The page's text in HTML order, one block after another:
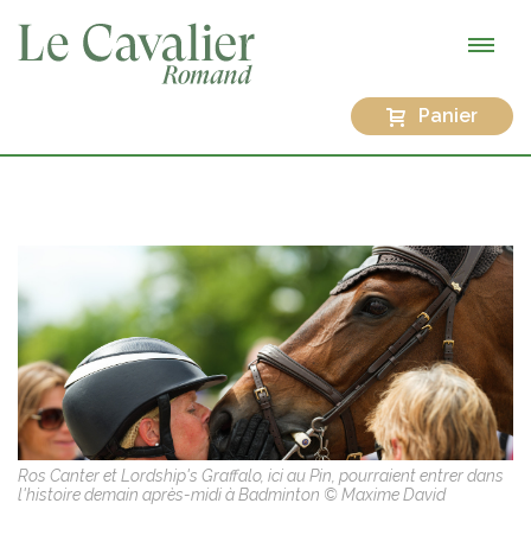
Panier
Ros Canter et Lordship's Graffalo, ici au Pin, pourraient entrer dans
l'histoire demain après-midi à Badminton © Maxime David